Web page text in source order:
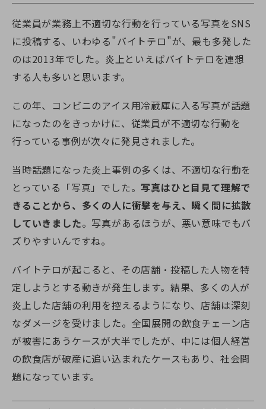
従業員が業務上不適切な行動を行っている写真をSNS
に投稿する、いわゆる"バイトテロ"が、最も多発した
のは2013年でした。炎上といえばバイトテロを連想
する人も多いと思います。
この年、コンビニのアイス用冷蔵庫に入る写真が話題
になったのをきっかけに、従業員が不適切な行動を
行っている事例が次々に発見されました。
当時話題になった炎上事例の多くは、不適切な行動を
とっている「写真」でした。写真はひと目見て理解で
きることから、多くの人に衝撃を与え、瞬く間に拡散
していきました。写真があるほうが、悪い意味でもバ
ズりやすいんですね。
バイトテロが起こると、その店舗・投稿した人物を特
定しようとする動きが発生します。結果、多くの人が
炎上した店舗の利用を控えるようになり、店舗は深刻
なダメージを受けました。全国展開の飲食チェーン店
が被害にあうケースが大半でしたが、中には個人経営
の飲食店が破産に追い込まれたケースもあり、社会問
題になっています。